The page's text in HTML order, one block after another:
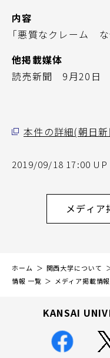
内容
「悪質なクレーム な
他掲載媒体
読売新聞 9月20
本件の詳細(朝日
2019/09/18 17:00 UP
メディア
ホーム 関西大学について
情報 一覧
メディア掲載情
KANSAI